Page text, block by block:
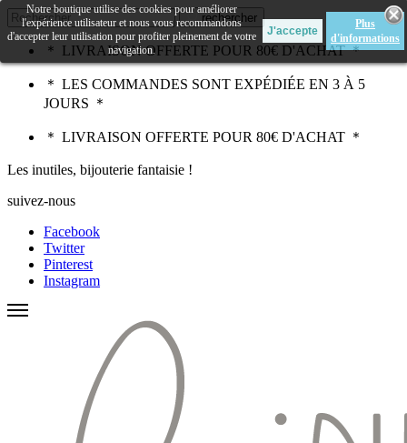
rechercher
＊ LIVRAISON OFFERTE POUR 80€ D'ACHAT ＊
＊ LES COMMANDES SONT EXPÉDIÉE EN 3 À 5
JOURS ＊
＊ LIVRAISON OFFERTE POUR 80€ D'ACHAT ＊
Les inutiles, bijouterie fantaisie !
suivez-nous
Facebook
Twitter
Pinterest
Instagram
Notre boutique utilise des cookies pour améliorer
l'expérience utilisateur et nous vous recommandons
d'accepter leur utilisation pour profiter pleinement de votre
navigation.
Plus
d'informations